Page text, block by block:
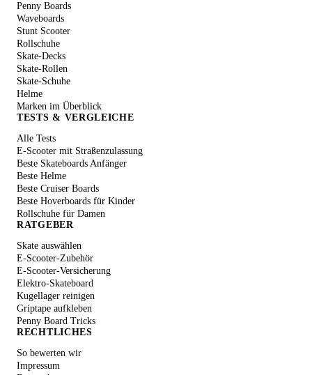
Penny Boards
Waveboards
Stunt Scooter
Rollschuhe
Skate-Decks
Skate-Rollen
Skate-Schuhe
Helme
Marken im Überblick
TESTS & VERGLEICHE
Alle Tests
E-Scooter mit Straßenzulassung
Beste Skateboards Anfänger
Beste Helme
Beste Cruiser Boards
Beste Hoverboards für Kinder
Rollschuhe für Damen
RATGEBER
Skate auswählen
E-Scooter-Zubehör
E-Scooter-Versicherung
Elektro-Skateboard
Kugellager reinigen
Griptape aufkleben
Penny Board Tricks
RECHTLICHES
So bewerten wir
Impressum